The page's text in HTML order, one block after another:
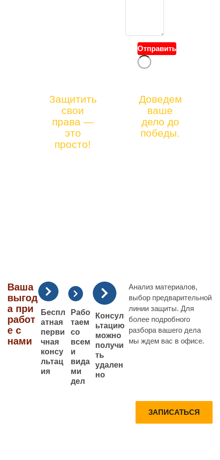
Отправить
Защитить
свои
права —
это
просто!
Доведем
ваше
дело до
победы.
Ваша
выгод
а при
работ
е с
нами
Беспл
атная
перви
чная
консу
льтац
ия
Рабо
таем
со
всем
и
вида
ми
дел
Консул
ьтацию
можно
получи
ть
удален
но
Анализ материалов,
выбор предварительной
линии защиты. Для
более подробного
разбора вашего дела
мы ждем вас в офисе.
ЗАПИСАТЬСЯ